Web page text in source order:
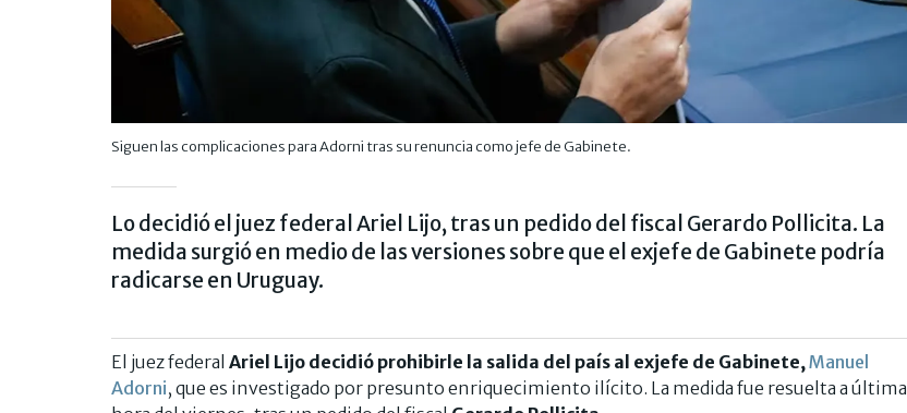
Siguen las complicaciones para Adorni tras su renuncia como jefe de Gabinete.
Lo decidió el juez federal Ariel Lijo, tras un pedido del fiscal Gerardo Pollicita. La
medida surgió en medio de las versiones sobre que el exjefe de Gabinete podría
radicarse en Uruguay.
El juez federal Ariel Lijo decidió prohibirle la salida del país al exjefe de Gabinete,Manuel
Adorni, que es investigado por presunto enriquecimiento ilícito. La medida fue resuelta a última